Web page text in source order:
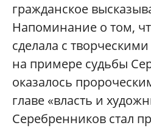
гражданское
Напоминание о том,
сделала с
на примере судьбы
оказалось
главе «власть и
Серебренников стал